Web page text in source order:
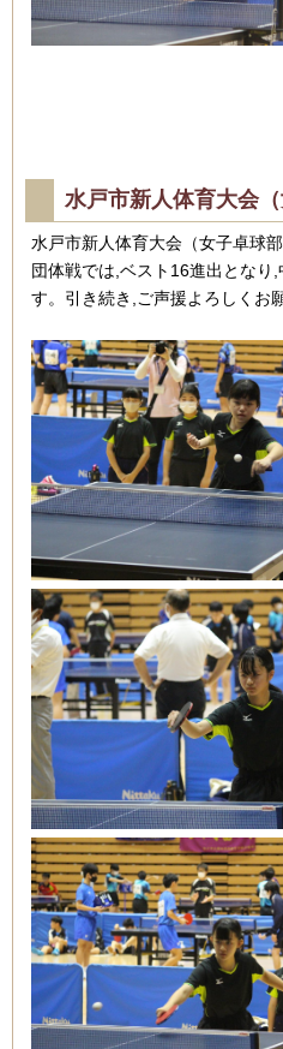
水戸市新人体育大会（
水戸市新人体育大会（女子卓球
団体戦では,ベスト16進出となり
す。引き続き,ご声援よろしくお